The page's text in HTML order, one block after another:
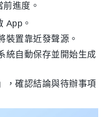
進度。
App。
裝置靠近發聲源。
統自動保存並開始生成
，確認結論與待辦事項